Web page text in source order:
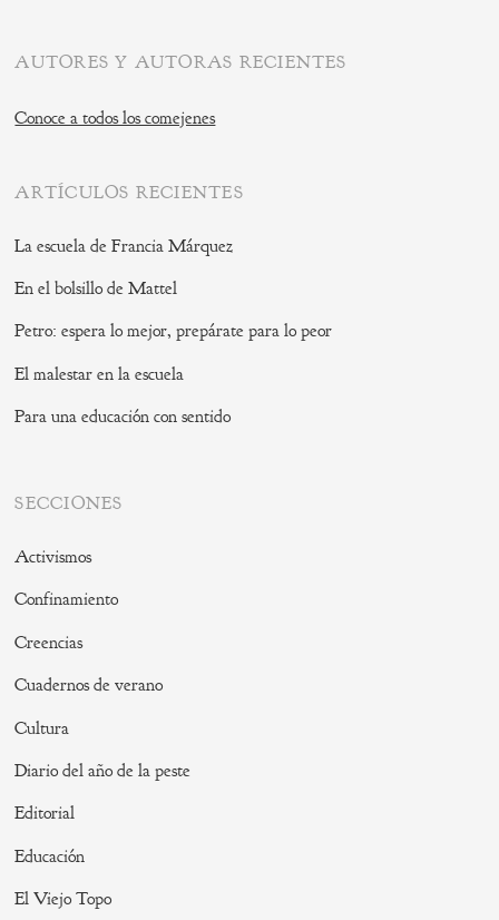
AUTORES Y AUTORAS RECIENTES
Conoce a todos los comejenes
ARTÍCULOS RECIENTES
La escuela de Francia Márquez
En el bolsillo de Mattel
Petro: espera lo mejor, prepárate para lo peor
El malestar en la escuela
Para una educación con sentido
SECCIONES
Activismos
Confinamiento
Creencias
Cuadernos de verano
Cultura
Diario del año de la peste
Editorial
Educación
El Viejo Topo